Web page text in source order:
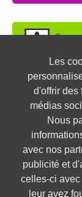
Les
d'offrir des
médias
Nous
avec nos
publicité et
celles-ci
leur avez
OFFRES